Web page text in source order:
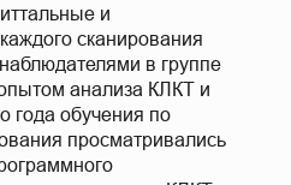
и
сканирования
в группе
анализа КЛКТ и
года обучения по
просматривались